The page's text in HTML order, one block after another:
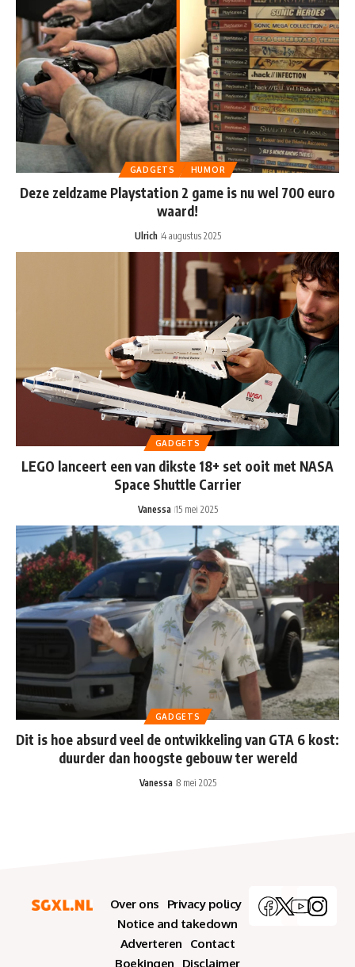
GADGETS HUMOR
Deze zeldzame Playstation 2 game is nu wel 700 euro
waard!
Ulrich 4 augustus 2025
GADGETS
LEGO lanceert een van dikste 18+ set ooit met NASA
Space Shuttle Carrier
Vanessa 15 mei 2025
GADGETS
Dit is hoe absurd veel de ontwikkeling van GTA 6 kost:
duurder dan hoogste gebouw ter wereld
Vanessa 8 mei 2025
Over ons
Privacy policy
Notice and takedown
Adverteren
Contact
Boekingen
Disclaimer